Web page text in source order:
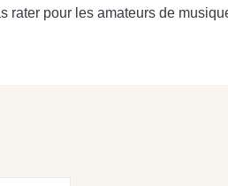
rater pour les amateurs de